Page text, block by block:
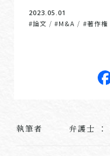
2023.05.01
#論文 / #M&A / #著作権
執筆者 弁護士 ：